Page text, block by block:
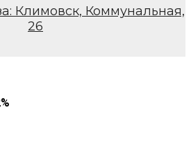
Климовск, Коммунальная,
26